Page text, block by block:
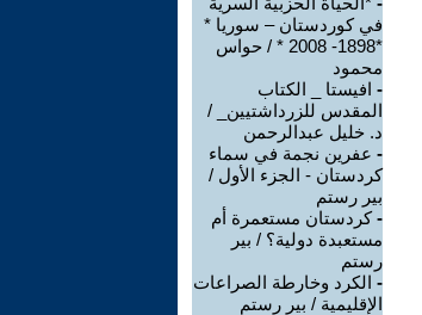
في كوردستان – سوريا *
*1898- 2008 * / حواس
محمود
- افيستا _ الكتاب
المقدس للزرداشتيين_ /
د. خليل عبدالرحمن
- عفرين نجمة في سماء
كردستان - الجزء الأول /
بير رستم
-كردستان مستعمرة أم
مستعبدة دولية؟ / بير
رستم
- الكرد وخارطة الصراعات
الإقليمية / بير رستم